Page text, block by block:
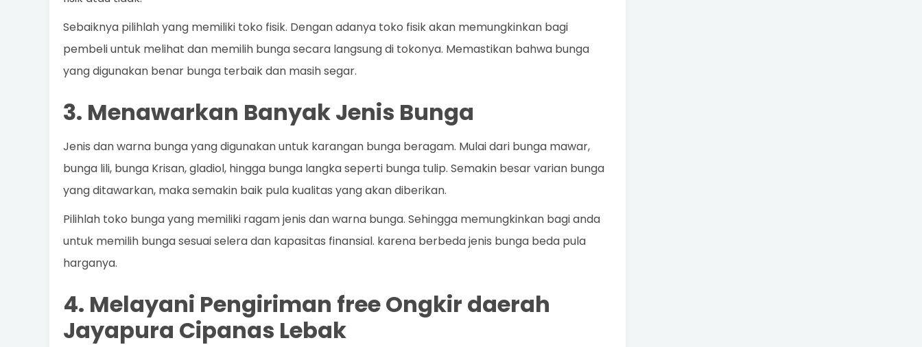
Sebaiknya pilihlah yang memiliki toko fisik. Dengan adanya toko fisik akan memungkinkan bagi
pembeli untuk melihat dan memilih bunga secara langsung di tokonya. Memastikan bahwa bunga
yang digunakan benar bunga terbaik dan masih segar.
3. Menawarkan Banyak Jenis Bunga
Jenis dan warna bunga yang digunakan untuk karangan bunga beragam. Mulai dari bunga mawar,
bunga lili, bunga Krisan, gladiol, hingga bunga langka seperti bunga tulip. Semakin besar varian bunga
yang ditawarkan, maka semakin baik pula kualitas yang akan diberikan.
Pilihlah toko bunga yang memiliki ragam jenis dan warna bunga. Sehingga memungkinkan bagi anda
untuk memilih bunga sesuai selera dan kapasitas finansial. karena berbeda jenis bunga beda pula
harganya.
4. Melayani Pengiriman free Ongkir daerah
Jayapura Cipanas Lebak